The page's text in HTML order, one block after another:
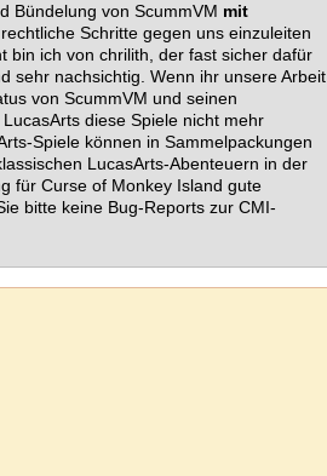
Bündelung von ScummVM mit
Schritte gegen uns einzuleiten
bin ich von chrilith, der fast sicher dafür
sehr nachsichtig. Wenn ihr unsere Arbeit
von ScummVM und seinen
diese Spiele nicht mehr
Spiele können in Sammelpackungen
LucasArts-Abenteuern in der
für Curse of Monkey Island gute
bitte keine Bug-Reports zur CMI-